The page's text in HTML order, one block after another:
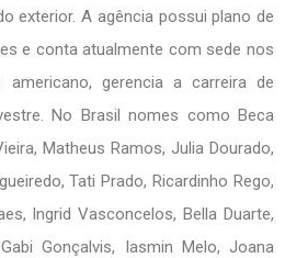
exterior. A agência possui plano de
e conta atualmente com sede nos
gerencia a carreira de
No Brasil nomes como Beca
Matheus Ramos, Julia Dourado,
Tati Prado, Ricardinho Rego,
Ingrid Vasconcelos, Bella Duarte,
Gonçalvis, Iasmin Melo, Joana